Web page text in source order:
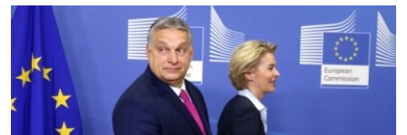
TÁRSADALOM
DEMOKRÁCIA
A PÉNZ NYOMÁBAN
EURÓPAI UNIÓ